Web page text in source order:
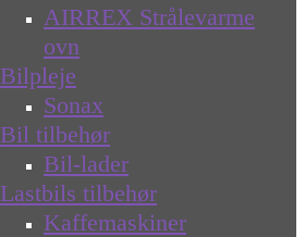
AIRREX Strålevarme
ovn
Bilpleje
Sonax
Bil tilbehør
Bil-lader
Lastbils tilbehør
Kaffemaskiner